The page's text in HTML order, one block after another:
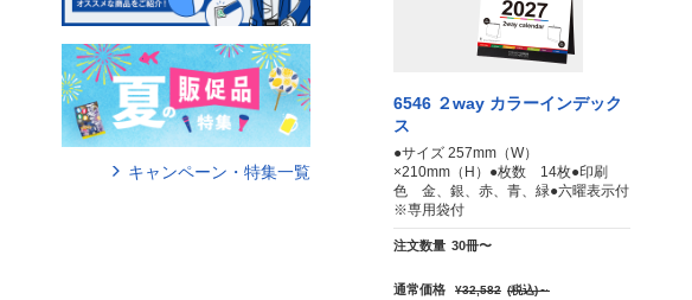
6546 ２way カラーインデック
ス
●サイズ 257mm（W）
×210mm（H）●枚数 14枚●印刷
色 金、銀、赤、青、緑●六曜表示付
※専用袋付
注文数量 30冊〜
通常価格 ¥32,582 (税込)～
キャンペーン・特集一覧